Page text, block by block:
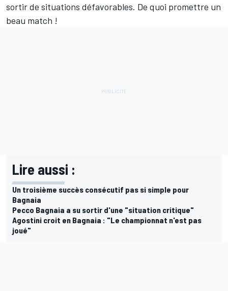
sortir de situations défavorables. De quoi promettre un
beau match !
Lire aussi :
Un troisième succès consécutif pas si simple pour
Bagnaia
Pecco Bagnaia a su sortir d'une "situation critique"
Agostini croit en Bagnaia : "Le championnat n'est pas
joué"